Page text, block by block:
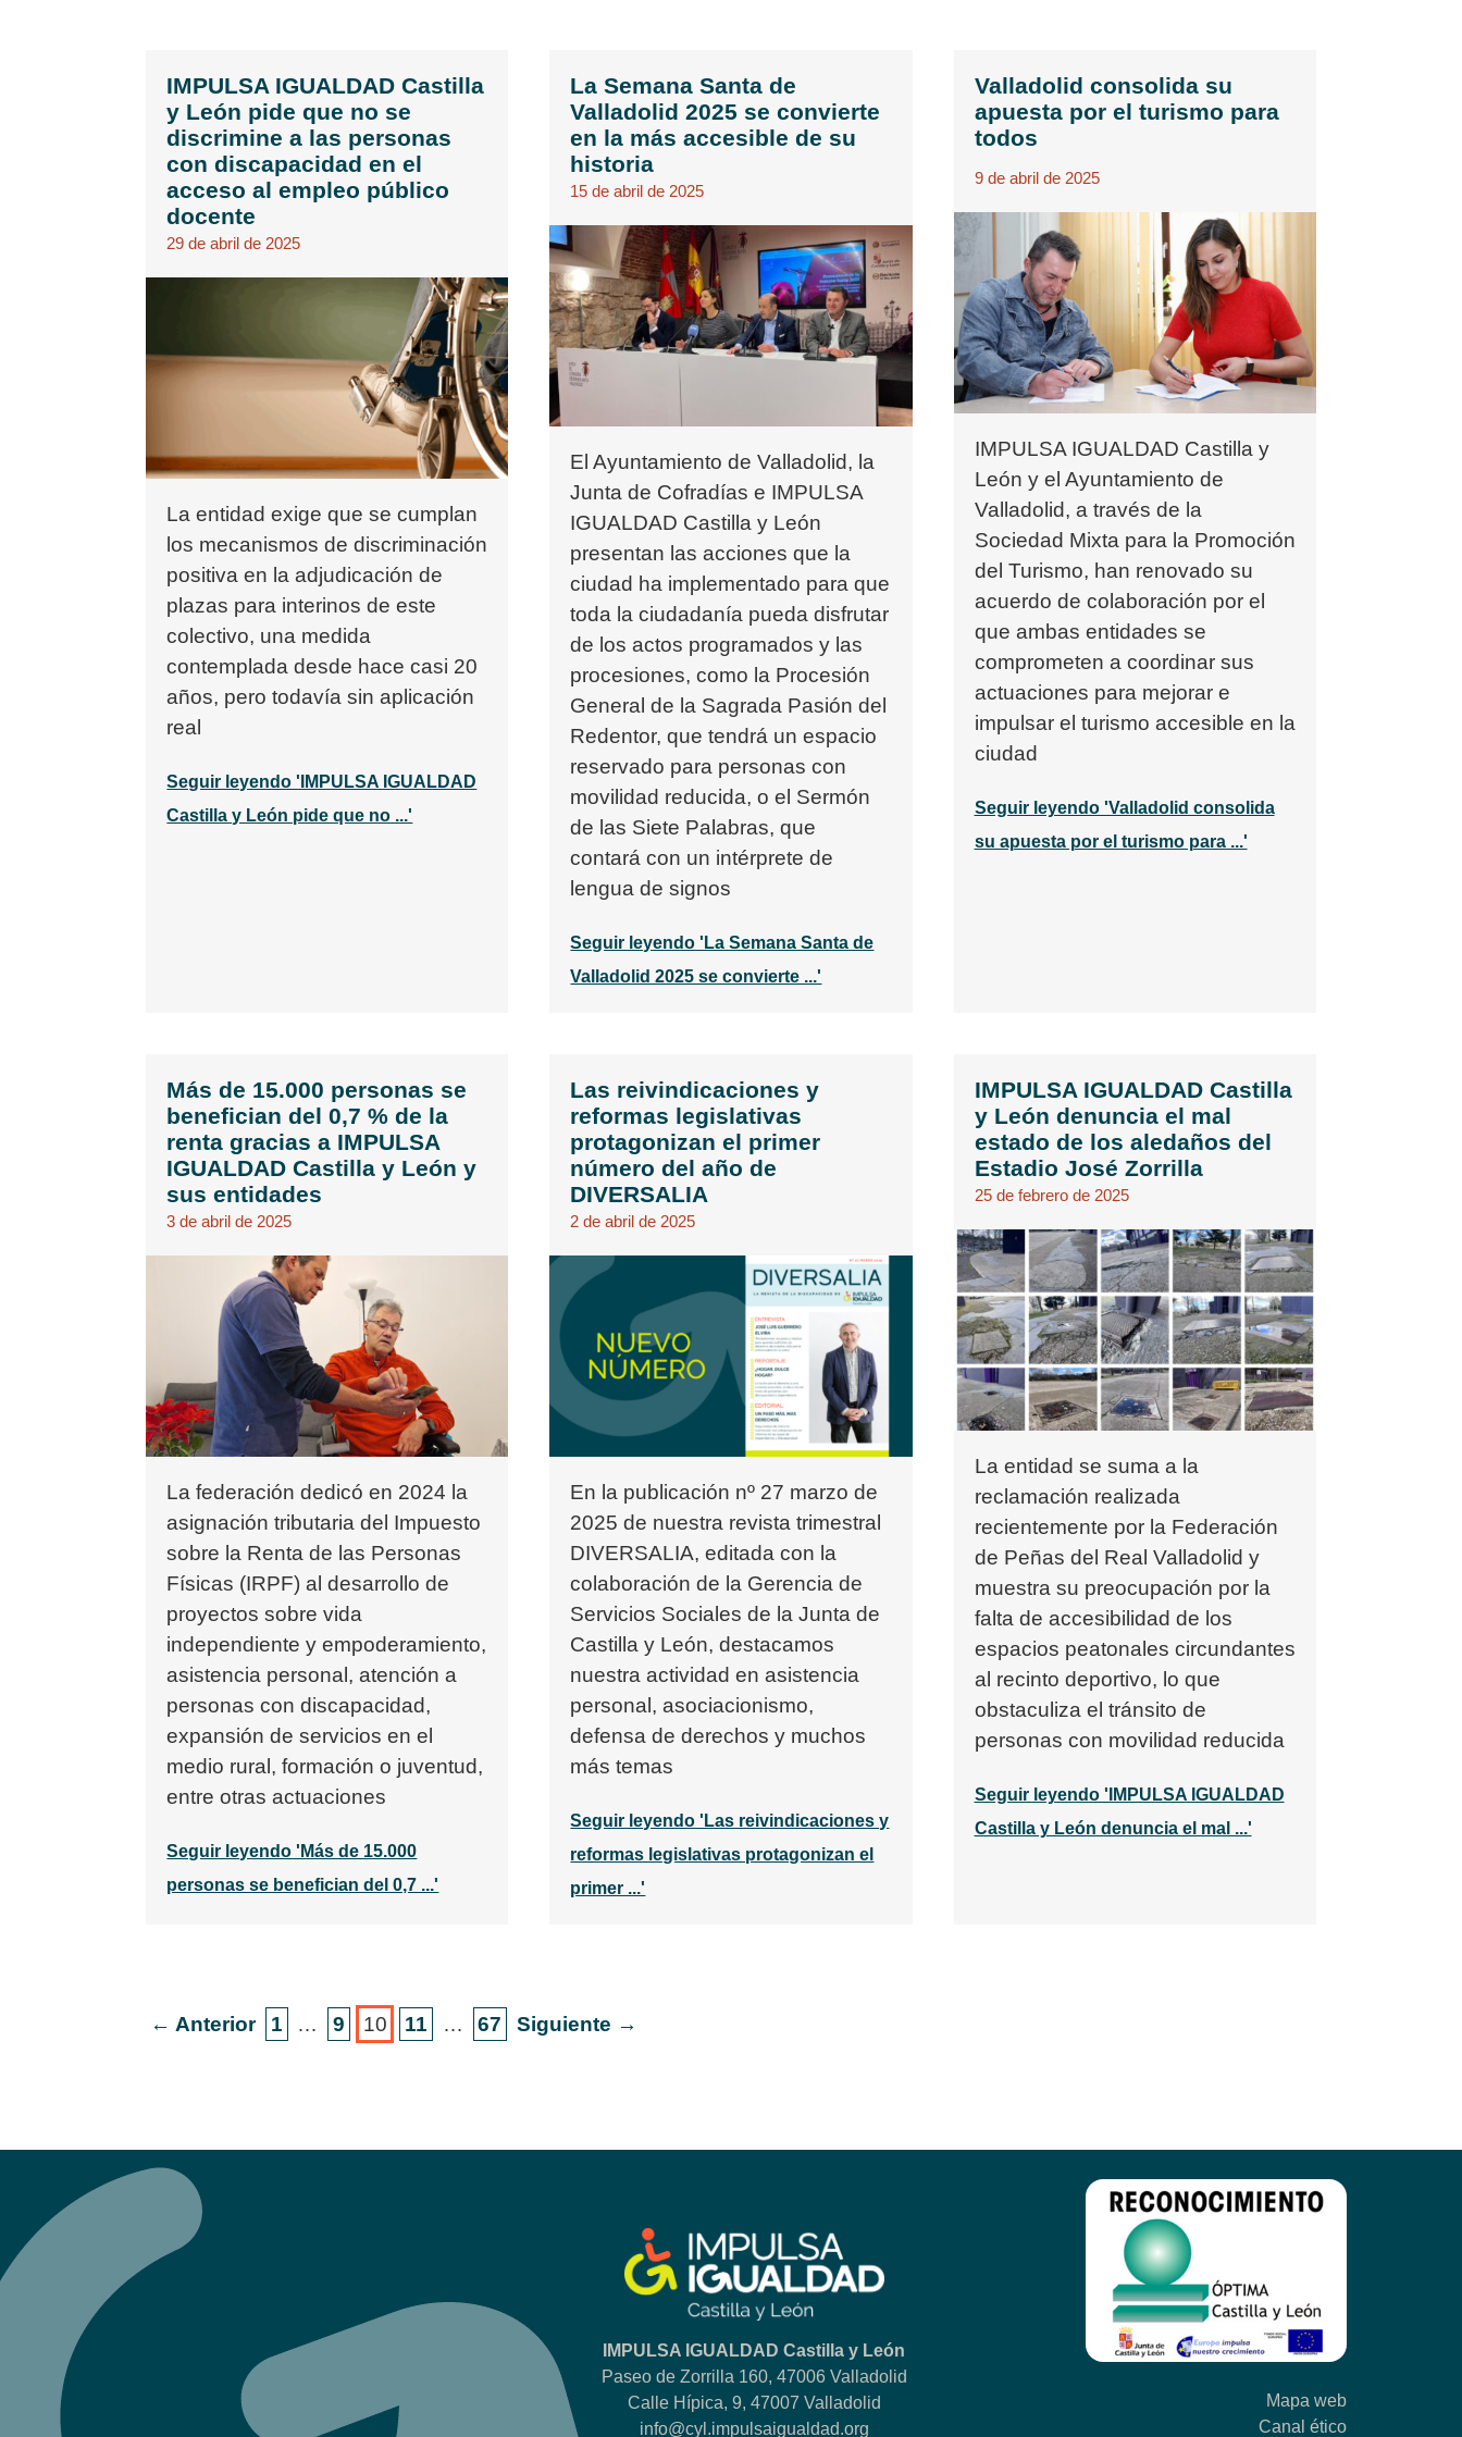
IMPULSA IGUALDAD Castilla
y León pide que no se
discrimine a las personas
con discapacidad en el
acceso al empleo público
docente
29 de abril de 2025
La entidad exige que se cumplan
los mecanismos de discriminación
positiva en la adjudicación de
plazas para interinos de este
colectivo, una medida
contemplada desde hace casi 20
años, pero todavía sin aplicación
real
Seguir leyendo 'IMPULSA IGUALDAD
Castilla y León pide que no ...'
La Semana Santa de
Valladolid 2025 se convierte
en la más accesible de su
historia
15 de abril de 2025
El Ayuntamiento de Valladolid, la
Junta de Cofradías e IMPULSA
IGUALDAD Castilla y León
presentan las acciones que la
ciudad ha implementado para que
toda la ciudadanía pueda disfrutar
de los actos programados y las
procesiones, como la Procesión
General de la Sagrada Pasión del
Redentor, que tendrá un espacio
reservado para personas con
movilidad reducida, o el Sermón
de las Siete Palabras, que
contará con un intérprete de
lengua de signos
Seguir leyendo 'La Semana Santa de
Valladolid 2025 se convierte ...'
Valladolid consolida su
apuesta por el turismo para
todos
9 de abril de 2025
IMPULSA IGUALDAD Castilla y
León y el Ayuntamiento de
Valladolid, a través de la
Sociedad Mixta para la Promoción
del Turismo, han renovado su
acuerdo de colaboración por el
que ambas entidades se
comprometen a coordinar sus
actuaciones para mejorar e
impulsar el turismo accesible en la
ciudad
Seguir leyendo 'Valladolid consolida
su apuesta por el turismo para ...'
Más de 15.000 personas se
benefician del 0,7 % de la
renta gracias a IMPULSA
IGUALDAD Castilla y León y
sus entidades
3 de abril de 2025
La federación dedicó en 2024 la
asignación tributaria del Impuesto
sobre la Renta de las Personas
Físicas (IRPF) al desarrollo de
proyectos sobre vida
independiente y empoderamiento,
asistencia personal, atención a
personas con discapacidad,
expansión de servicios en el
medio rural, formación o juventud,
entre otras actuaciones
Seguir leyendo 'Más de 15.000
personas se benefician del 0,7 ...'
Las reivindicaciones y
reformas legislativas
protagonizan el primer
número del año de
DIVERSALIA
2 de abril de 2025
En la publicación nº 27 marzo de
2025 de nuestra revista trimestral
DIVERSALIA, editada con la
colaboración de la Gerencia de
Servicios Sociales de la Junta de
Castilla y León, destacamos
nuestra actividad en asistencia
personal, asociacionismo,
defensa de derechos y muchos
más temas
Seguir leyendo 'Las reivindicaciones y
reformas legislativas protagonizan el
primer ...'
IMPULSA IGUALDAD Castilla
y León denuncia el mal
estado de los aledaños del
Estadio José Zorrilla
25 de febrero de 2025
La entidad se suma a la
reclamación realizada
recientemente por la Federación
de Peñas del Real Valladolid y
muestra su preocupación por la
falta de accesibilidad de los
espacios peatonales circundantes
al recinto deportivo, lo que
obstaculiza el tránsito de
personas con movilidad reducida
Seguir leyendo 'IMPULSA IGUALDAD
Castilla y León denuncia el mal ...'
← Anterior 1 … 9 10 11 … 67 Siguiente →
IMPULSA IGUALDAD Castilla y León
Paseo de Zorrilla 160, 47006 Valladolid
Calle Hípica, 9, 47007 Valladolid
info@cyl.impulsaigualdad.org
Mapa web
Canal ético